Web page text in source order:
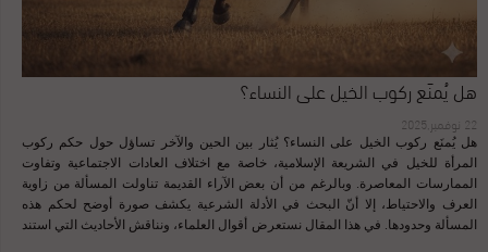
هل يُمنَع ركوب الخيل على النساء؟
22 نوفمبر,2025
هل يُمنَع ركوب الخيل على النساء؟ يُثار بين الحين والآخر تساؤل حول حكم ركوب
المرأة للخيل في الشريعة الإسلامية، خاصة مع اختلاف العادات الاجتماعية وتفاوت
الممارسات المعاصرة. وبالرغم من أن بعض الآراء القديمة تناولت المسألة من زاوية
العرف والاحتياط، إلا أنّ البحث في الأدلة الشرعية يكشف صورة أوضح لحكم هذه
المسألة وحدودها. في هذا المقال نستعرض أقوال العلماء، ونناقش الأحاديث التي استند